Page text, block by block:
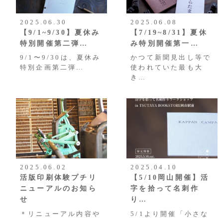
2025.06.30
【9/1~9/30】夏休み
特別開催第二弾…
9/1〜9/30は、夏休み
特別企画第二弾…
2025.06.08
【7/19~8/31】夏休
み特別開催第一…
かつて新聞見出し等で
使われていた最も大
き…
2025.06.02
活版印刷体験プチリ
ニューアルのお知ら
せ
＊リニューアル内容や
2025.04.10
【5/10岡山開催】活
字を拾って名刺作
り…
5/1より開催「小さな